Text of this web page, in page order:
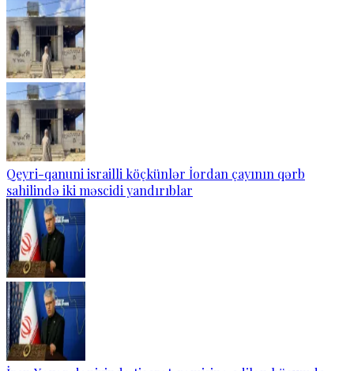
Qeyri-qanuni israilli köçkünlər İordan çayının qərb
sahilində iki məscidi yandırıblar